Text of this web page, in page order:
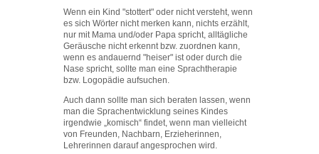
Wenn ein Kind "stottert" oder nicht versteht, wenn
es sich Wörter nicht merken kann, nichts erzählt,
nur mit Mama und/oder Papa spricht, alltägliche
Geräusche nicht erkennt bzw. zuordnen kann,
wenn es andauernd "heiser" ist oder durch die
Nase spricht, sollte man eine Sprachtherapie
bzw. Logopädie aufsuchen.
Auch dann sollte man sich beraten lassen, wenn
man die Sprachentwicklung seines Kindes
irgendwie „komisch“ findet, wenn man vielleicht
von Freunden, Nachbarn, Erzieherinnen,
Lehrerinnen darauf angesprochen wird.